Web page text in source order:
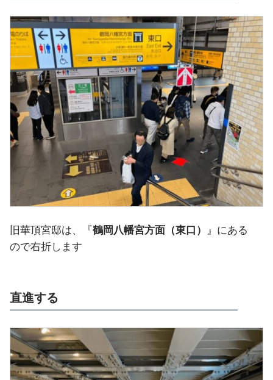
旧華頂宮邸は、『鶴岡八幡宮方面（東口）
』にある
ので右折します
直進する